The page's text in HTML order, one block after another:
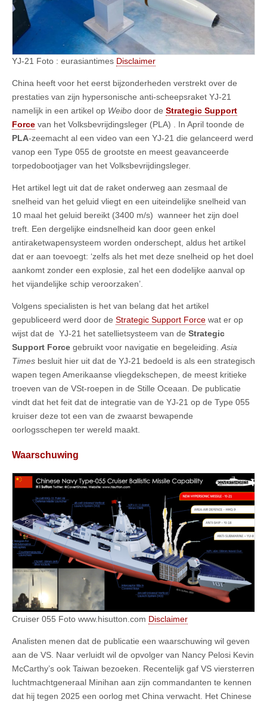
YJ-21 Foto : eurasiantimes Disclaimer
China heeft voor het eerst bijzonderheden verstrekt over de
prestaties van zijn hypersonische anti-scheepsraket YJ-21
namelijk in een artikel op Weibo door de Strategic Support
Force van het Volksbevrijdingsleger (PLA) . In April toonde de
PLA-zeemacht al een video van een YJ-21 die gelanceerd werd
vanop een Type 055 de grootste en meest geavanceerde
torpedobootjager van het Volksbevrijdingsleger.
Het artikel legt uit dat de raket onderweg aan zesmaal de
snelheid van het geluid vliegt en een uiteindelijke snelheid van
10 maal het geluid bereikt (3400 m/s) wanneer het zijn doel
treft. Een dergelijke eindsnelheid kan door geen enkel
antiraketwapensysteem worden onderschept, aldus het artikel
dat er aan toevoegt: ‘zelfs als het met deze snelheid op het doel
aankomt zonder een explosie, zal het een dodelijke aanval op
het vijandelijke schip veroorzaken’.
Volgens specialisten is het van belang dat het artikel
gepubliceerd werd door de Strategic Support Force wat er op
wijst dat de YJ-21 het satellietsysteem van de Strategic
Support Force gebruikt voor navigatie en begeleiding.Asia
Times besluit hier uit dat de YJ-21 bedoeld is als een strategisch
wapen tegen Amerikaanse vliegdekschepen, de meest kritieke
troeven van de VSt-roepen in de Stille Oceaan. De publicatie
vindt dat het feit dat de integratie van de YJ-21 op de Type 055
kruiser deze tot een van de zwaarst bewapende
oorlogsschepen ter wereld maakt.
Waarschuwing
Cruiser 055 Foto www.hisutton.com Disclaimer
Analisten menen dat de publicatie een waarschuwing wil geven
aan de VS. Naar verluidt wil de opvolger van Nancy Pelosi Kevin
McCarthy’s ook Taiwan bezoeken. Recentelijk gaf VS viersterren
luchtmachtgeneraal Minihan aan zijn commandanten te kennen
dat hij tegen 2025 een oorlog met China verwacht. Het Chinese